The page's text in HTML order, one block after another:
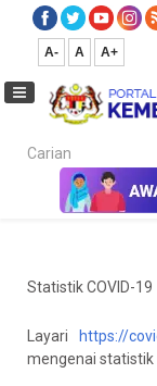
A- A A+
Carian...
Laman Utama
Statistik COVID-19
Layari https://
mengenai statistik